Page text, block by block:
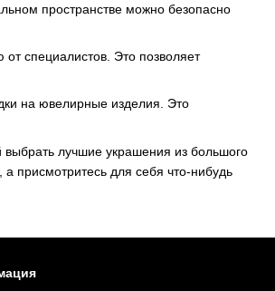
пространстве можно безопасно
специалистов. Это позволяет
на ювелирные изделия. Это
лучшие украшения из большого
присмотритесь для себя что-нибудь